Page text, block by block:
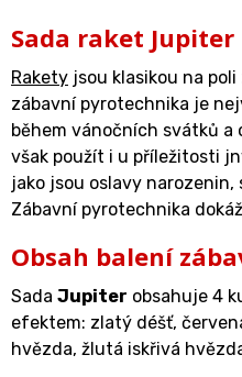
Sada raket Jupiter
Rakety jsou klasikou na
zábavní pyrotechnika je
během vánočních svátků a
však použít i u příležitosti
jako jsou oslavy
Zábavní pyrotechnika
Obsah balení
Sada Jupiter obsahuje 4
efektem: zlatý déšť,
hvězda, žlutá iskřivá